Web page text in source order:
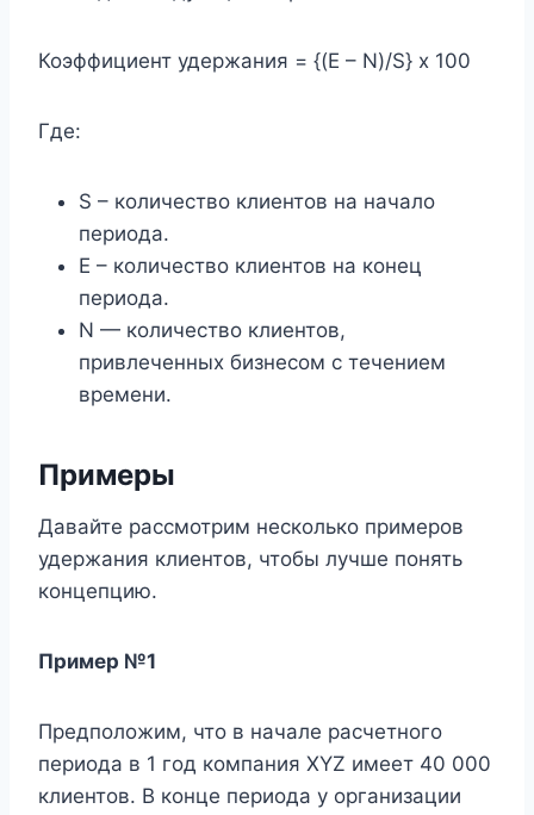
Коэффициент удержания = {(E – N)/S} x 100
Где:
S – количество клиентов на начало
периода.
Е – количество клиентов на конец
периода.
N — количество клиентов,
привлеченных бизнесом с течением
времени.
Примеры
Давайте рассмотрим несколько примеров
удержания клиентов, чтобы лучше понять
концепцию.
Пример №1
Предположим, что в начале расчетного
периода в 1 год компания XYZ имеет 40 000
клиентов. В конце периода у организации